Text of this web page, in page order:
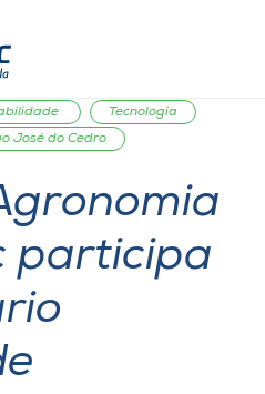
Tecnologia
José do Cedro
participa